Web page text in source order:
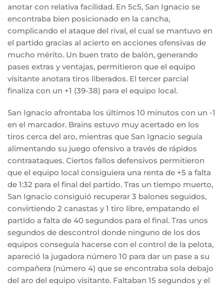
anotar con relativa facilidad. En 5c5, San Ignacio se
encontraba bien posicionado en la cancha,
complicando el ataque del rival, el cual se mantuvo en
el partido gracias al acierto en acciones ofensivas de
mucho mérito. Un buen trato de balón, generando
pases extras y ventajas, permitieron que el equipo
visitante anotara tiros liberados. El tercer parcial
finaliza con un +1 (39-38) para el equipo local.
San Ignacio afrontaba los últimos 10 minutos con un -1
en el marcador. Brains estuvo muy acertado en los
tiros cerca del aro, mientras que San Ignacio seguía
alimentando su juego ofensivo a través de rápidos
contraataques. Ciertos fallos defensivos permitieron
que el equipo local consiguiera una renta de +5 a falta
de 1:32 para el final del partido. Tras un tiempo muerto,
San Ignacio consiguió recuperar 3 balones seguidos,
convirtiendo 2 canastas y 1 tiro libre, empatando el
partido a falta de 40 segundos para el final. Tras unos
segundos de descontrol donde ninguno de los dos
equipos conseguía hacerse con el control de la pelota,
apareció la jugadora número 10 para dar un pase a su
compañera (número 4) que se encontraba sola debajo
del aro del equipo visitante. Faltaban 15 segundos y el